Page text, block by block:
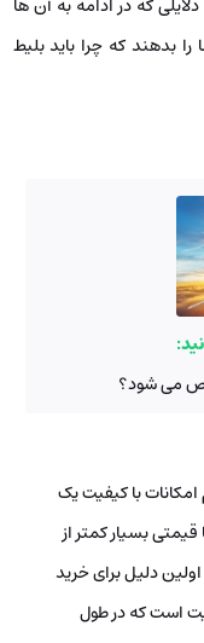
بدهند که چرا باید بلیط
می شود؟
با کیفیت یک
بسیار کمتر از
دلیل برای خرید
است که در طول